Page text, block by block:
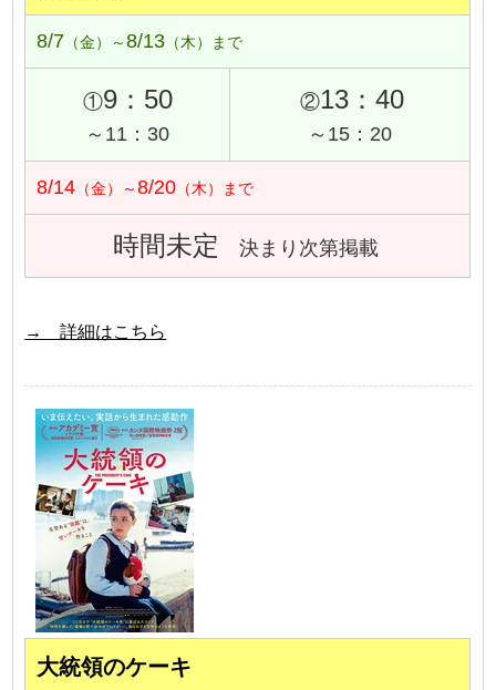
8/7 （金）～8/13 （木）まで
①9：50
～11：30
②13：40
～15：20
8/14 （金）～8/20 （木）まで
時間未定 決まり次第掲載
→ 詳細はこちら
大統領のケーキ